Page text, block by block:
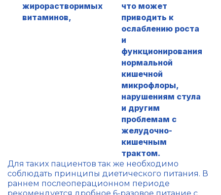
жирорастворимых
витаминов,
что может
приводить к
ослаблению роста
и
функционирования
нормальной
кишечной
микрофлоры,
нарушениям стула
и другим
проблемам с
желудочно-
кишечным
трактом.
Для таких пациентов так же необходимо
соблюдать принципы диетического питания. В
раннем послеоперационном периоде